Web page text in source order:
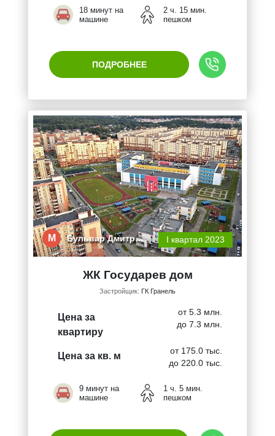
18 минут на
машине
2 ч. 15 мин.
пешком
ПОДРОБНЕЕ
М Бульвар Дмитр… I квартал 2023
ЖК Государев дом
Застройщик: ГК Гранель
Цена за
квартиру
от 5.3 млн.
до 7.3 млн.
Цена за кв. м
от 175.0 тыс.
до 220.0 тыс.
9 минут на
машине
1 ч. 5 мин.
пешком